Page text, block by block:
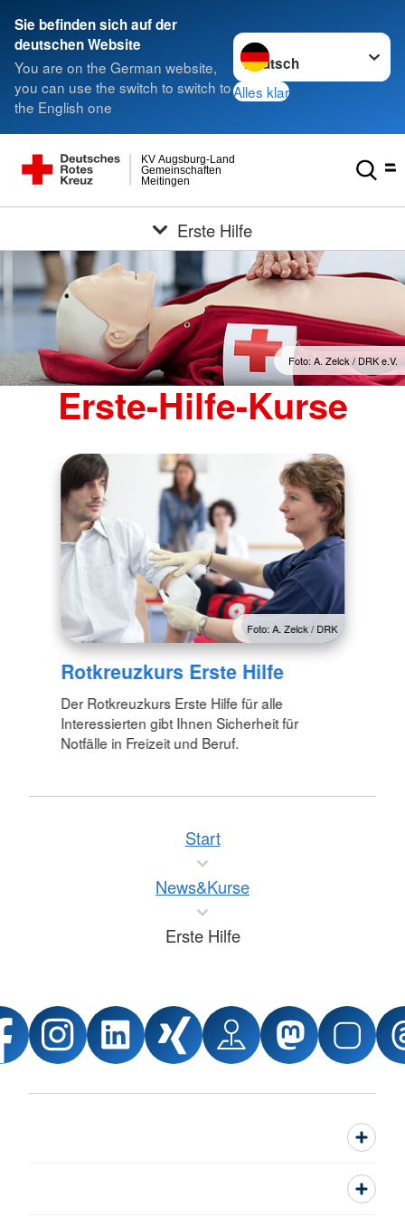
Sie befinden sich auf der
deutschen Website
You are on the German website,
you can use the switch to switch to
the English one
Sprache wechseln zu
Alles klar
Meitingen
Gemeinschaften
KV Augsburg-Land
Erste Hilfe
Foto: A. Zelck / DRK e.V.
Erste-Hilfe-Kurse
Foto: A. Zelck / DRK
Rotkreuzkurs Erste Hilfe
Der Rotkreuzkurs Erste Hilfe für alle
Interessierten gibt Ihnen Sicherheit für
Notfälle in Freizeit und Beruf.
Start
News&Kurse
Erste Hilfe